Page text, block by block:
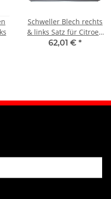
Schweller Blech rechts
& links Satz für Citroen
Zx 1991 - 1997
62,01 € *